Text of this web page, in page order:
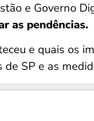
e Governo
as pendências.
e quais os
SP e as